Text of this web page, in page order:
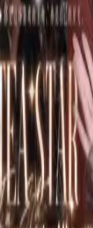
返回
M
momo3779
0
粉丝